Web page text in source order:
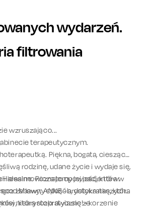
wydarzeń.
filtrowania
wzruszająco...
terapeutycznym.
Piękna, bogata, ciesząca
rodzinę, udane życie i wydaje się,
i idealne. Poznajemy jej pacjentów:
Mławy; ANNĘ - arystokratkę, która
niearystokratyczne! - korzenie
to opowieść, która w
zabawny sposób, dotyka naszych
która rozprawia się ze